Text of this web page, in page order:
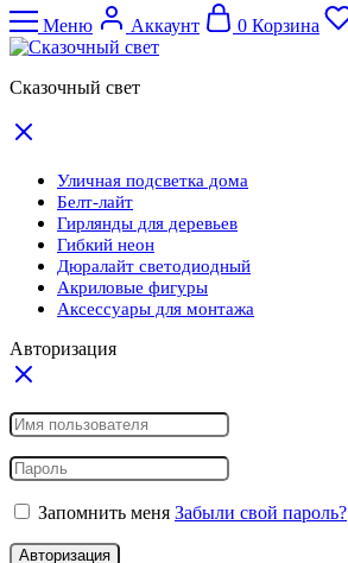
Меню Аккаунт 0 Корзина
Сказочный свет
Уличная подсветка дома
Белт-лайт
Гирлянды для деревьев
Гибкий неон
Дюралайт светодиодный
Акриловые фигуры
Аксессуары для монтажа
Авторизация
Запомнить меня Забыли свой пароль?
Авторизация